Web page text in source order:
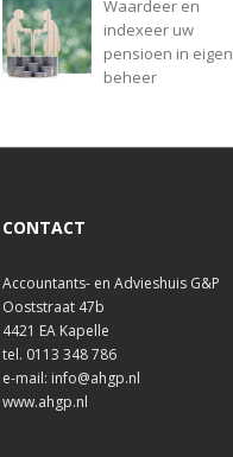
Waardeer en
indexeer uw
pensioen in eigen
beheer
CONTACT
Accountants- en Advieshuis G&P
Ooststraat 47b
4421 EA Kapelle
tel. 0113 348 786
e-mail: info@ahgp.nl
www.ahgp.nl